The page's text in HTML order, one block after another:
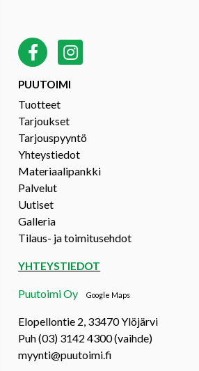
PUUTOIMI
Tuotteet
Tarjoukset
Tarjouspyyntö
Yhteystiedot
Materiaalipankki
Palvelut
Uutiset
Galleria
Tilaus- ja toimitusehdot
YHTEYSTIEDOT
Puutoimi OyGoogle Maps
Elopellontie 2, 33470 Ylöjärvi
Puh (03) 3142 4300 (vaihde)
myynti@puutoimi.fi